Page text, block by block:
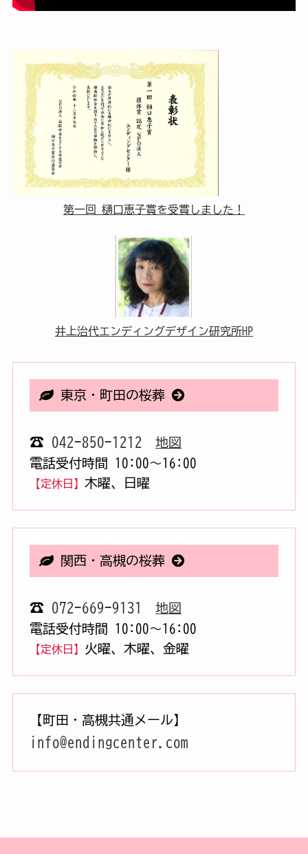
第一回 樋口恵子賞を受賞しました！
井上治代エンディングデザイン研究所HP
東京・町田の桜葬
☎ 042-850-1212
地図
電話受付時間 10:00〜16:00
【定休日】 木曜、日曜
関西・高槻の桜葬
☎ 072-669-9131
地図
電話受付時間 10:00〜16:00
【定休日】 火曜、木曜、金曜
【町田・高槻共通メール】
info@endingcenter.com